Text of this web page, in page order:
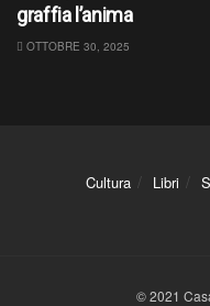
graffia l’anima
OTTOBRE 30, 2025
Cultura Libri
© 2021